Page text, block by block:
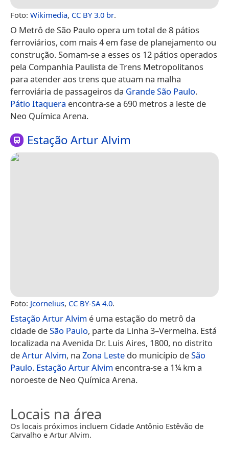
Foto: Wikimedia, CC BY 3.0 br.
O Metrô de São Paulo opera um total de 8 pátios
ferroviários, com mais 4 em fase de planejamento ou
construção. Somam-se a esses os 12 pátios operados
pela Companhia Paulista de Trens Metropolitanos
para atender aos trens que atuam na malha
ferroviária de passageiros da Grande São Paulo.
Pátio Itaquera encontra-se a 690 metros a leste de
Neo Química Arena.
Estação Artur Alvim
Foto: Jcornelius, CC BY-SA 4.0.
Estação Artur Alvim é uma estação do metrô da
cidade deSão Paulo, parte da Linha 3–Vermelha. Está
localizada na Avenida Dr. Luis Aires, 1800, no distrito
deArtur Alvim, na Zona Leste do município deSão
Paulo. Estação Artur Alvim encontra-se a 1¼ km a
noroeste de Neo Química Arena.
Locais na área
Os locais próximos incluem Cidade Antônio Estêvão de
Carvalho e Artur Alvim.